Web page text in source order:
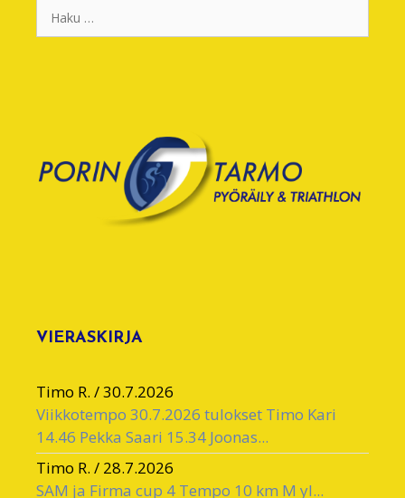
Haku:
VIERASKIRJA
Timo R. /30.7.2026
Viikkotempo 30.7.2026 tulokset Timo Kari
14.46 Pekka Saari 15.34 Joonas...
Timo R. / 28.7.2026
SAM ja Firma cup 4 Tempo 10 km M yl...